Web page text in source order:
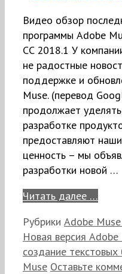
Видео обзор
программы Adobe
CC 2018.1 У
не радостные
поддержке и
Muse. (перевод
продолжает
разработке
предоставляют
ценность – мы
разработки новой …
Читать далее …
Рубрики Adobe
Новая версия Adobe
создание текстовых
Muse Оставьте